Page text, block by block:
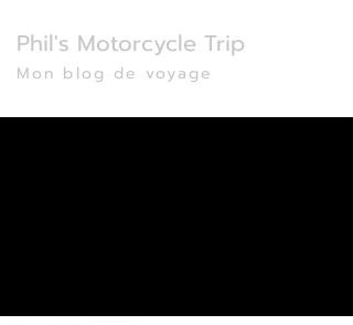
Phil's Motorcycle Trip
Mon blog de voyage